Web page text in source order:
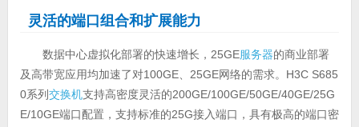
灵活的端口组合和扩展能力
数据中心虚拟化部署的快速增长，25GE服务器的商业部署
及高带宽应用均加速了对100GE、25GE网络的需求。H3C S685
0系列交换机支持高密度灵活的200GE/100GE/50GE/40GE/25G
E/10GE端口配置，支持标准的25G接入端口，具有极高的端口密